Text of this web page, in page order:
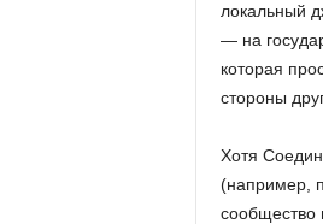
локальный
— на
которая
стороны
Хотя
(например,
сообщество